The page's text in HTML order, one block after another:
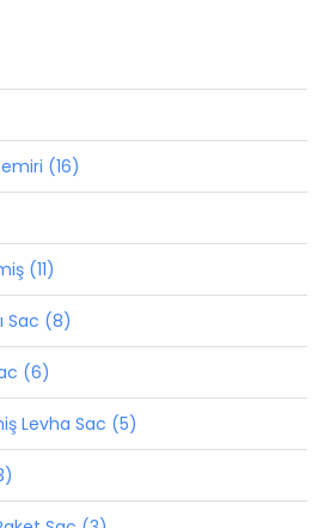
(16)
(11)
Sac (8)
(6)
Levha Sac (5)